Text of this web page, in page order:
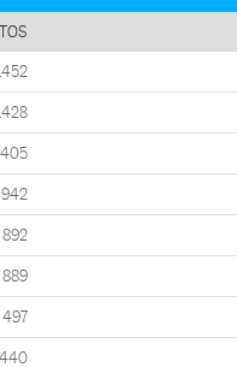
942
892
889
497
440